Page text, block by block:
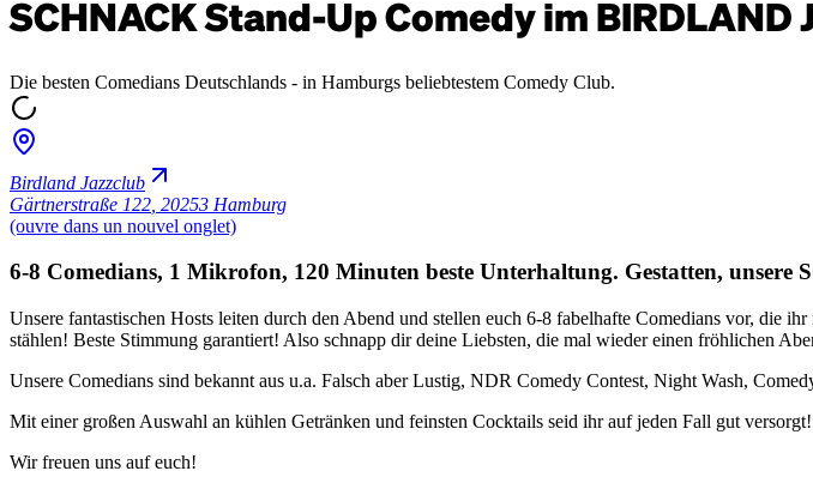
SCHNACK Stand-Up Comedy im BIRDLAND
Die besten Comedians Deutschlands - in Hamburgs beliebtestem Comedy Club.
Birdland Jazzclub
Gärtnerstraße 122 20253 Hamburg
(ouvre dans un nouvel onglet)
6-8 Comedians, 1 Mikrofon, 120 Minuten beste Unterhaltung. Gestatten,
Unsere fantastischen Hosts leiten durch den Abend und stellen euch 6-8 fabelhafte Comedians vor, die
stählen! Beste Stimmung garantiert! Also schnapp dir deine Liebsten, die mal wieder einen fröhlichen
Unsere Comedians sind bekannt aus u.a. Falsch aber Lustig, NDR Comedy Contest, Night Wash,
Mit einer großen Auswahl an kühlen Getränken und feinsten Cocktails seid ihr auf jeden Fall gut versorgt!
Wir freuen uns auf euch!